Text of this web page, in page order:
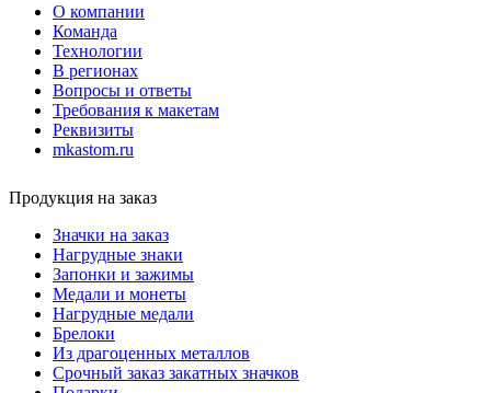
О компании
Команда
Технологии
В регионах
Вопросы и ответы
Требования к макетам
Реквизиты
mkastom.ru
Продукция на заказ
Значки на заказ
Нагрудные знаки
Запонки и зажимы
Медали и монеты
Нагрудные медали
Брелоки
Из драгоценных металлов
Срочный заказ закатных значков